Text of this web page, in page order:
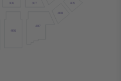
307
306
407
406
409
408